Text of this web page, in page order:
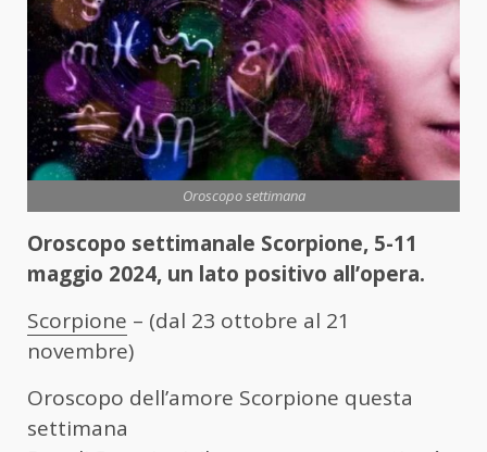
Oroscopo settimana
Oroscopo settimanale Scorpione, 5-11
maggio 2024, un lato positivo all’opera.
Scorpione – (dal 23 ottobre al 21
novembre)
Oroscopo dell’amore Scorpione questa
settimana